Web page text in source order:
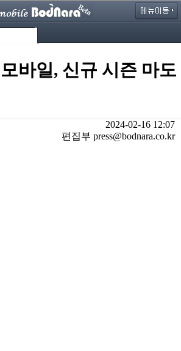
바일, 신규 시즌 마도
2024-02-16 12:07
편집부 press@bodnara.co.kr